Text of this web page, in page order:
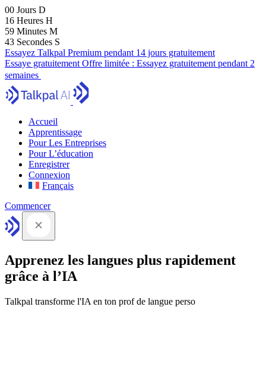
00 Jours D
16 Heures H
59 Minutes M
41 Secondes S
Essayez Talkpal Premium pendant 14 jours gratuitement
Essaye gratuitement Offre limitée : Essayez gratuitement pendant 2
semaines
Accueil
Apprentissage
Pour Les Entreprises
Pour L’éducation
Enregistrer
Connexion
Français
Commencer
Apprenez les langues plus rapidement
grâce à l’IA
Talkpal transforme l'IA en ton prof de langue perso